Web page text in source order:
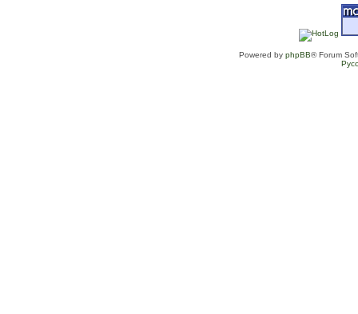
Powered by phpBB® Forum